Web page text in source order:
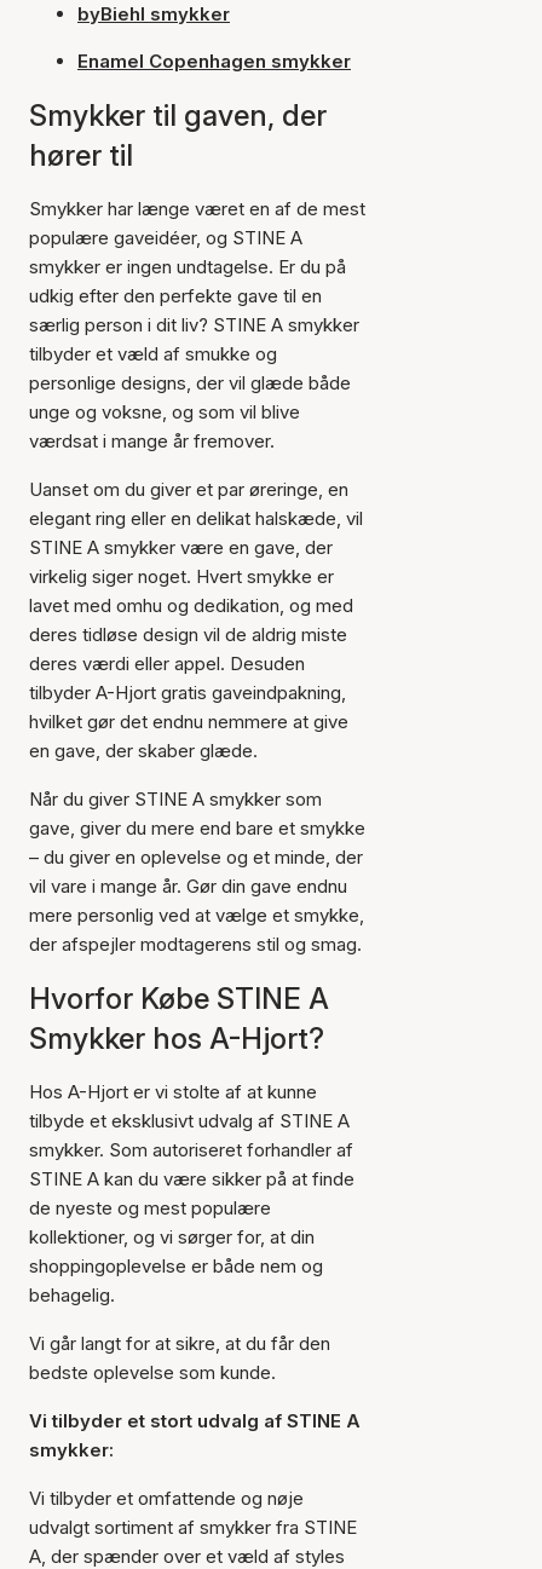
byBiehl smykker
Enamel Copenhagen smykker
Smykker til gaven, der
hører til
Smykker har længe været en af de mest
populære gaveidéer, og STINE A
smykker er ingen undtagelse. Er du på
udkig efter den perfekte gave til en
særlig person i dit liv? STINE A smykker
tilbyder et væld af smukke og
personlige designs, der vil glæde både
unge og voksne, og som vil blive
værdsat i mange år fremover.
Uanset om du giver et par øreringe, en
elegant ring eller en delikat halskæde, vil
STINE A smykker være en gave, der
virkelig siger noget. Hvert smykke er
lavet med omhu og dedikation, og med
deres tidløse design vil de aldrig miste
deres værdi eller appel. Desuden
tilbyder A-Hjort gratis gaveindpakning,
hvilket gør det endnu nemmere at give
en gave, der skaber glæde.
Når du giver STINE A smykker som
gave, giver du mere end bare et smykke
– du giver en oplevelse og et minde, der
vil vare i mange år. Gør din gave endnu
mere personlig ved at vælge et smykke,
der afspejler modtagerens stil og smag.
Hvorfor Købe STINE A
Smykker hos A-Hjort?
Hos A-Hjort er vi stolte af at kunne
tilbyde et eksklusivt udvalg af STINE A
smykker. Som autoriseret forhandler af
STINE A kan du være sikker på at finde
de nyeste og mest populære
kollektioner, og vi sørger for, at din
shoppingoplevelse er både nem og
behagelig.
Vi går langt for at sikre, at du får den
bedste oplevelse som kunde.
Vi tilbyder et stort udvalg af STINE A
smykker:
Vi tilbyder et omfattende og nøje
udvalgt sortiment af smykker fra STINE
A, der spænder over et væld af styles